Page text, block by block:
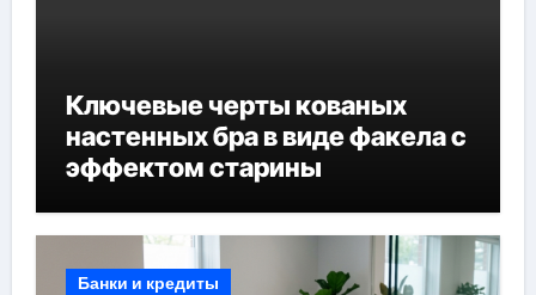
Ключевые черты кованых
настенных бра в виде факела с
эффектом старины
Банки и кредиты